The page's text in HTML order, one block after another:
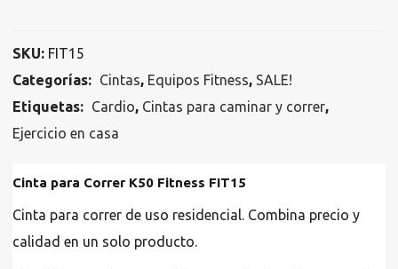
SKU: FIT15
Categorías: Cintas, Equipos Fitness, SALE!
Etiquetas: Cardio, Cintas para caminar y correr,
Ejercicio en casa
Cinta para Correr K50 Fitness FIT15
Cinta para correr de uso residencial. Combina precio y
calidad en un solo producto.